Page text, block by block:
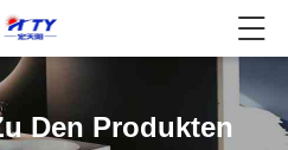
Den Produkten